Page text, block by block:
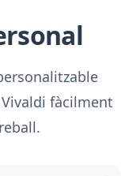
fàcilment